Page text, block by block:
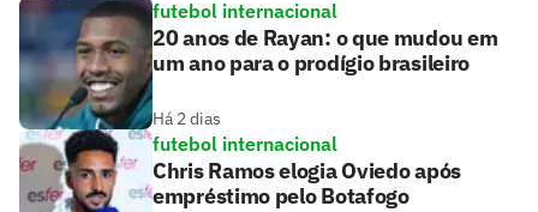
futebol internacional
20 anos de Rayan: o que mudou em
um ano para o prodígio brasileiro
Há 2 dias
futebol internacional
Chris Ramos elogia Oviedo após
empréstimo pelo Botafogo